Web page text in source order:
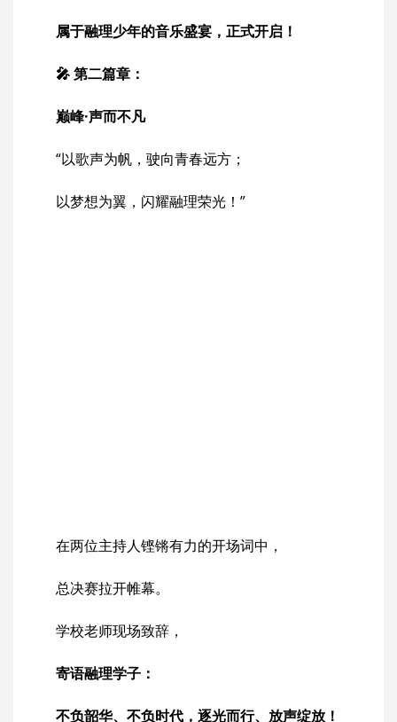
属于融理少年的音乐盛宴，正式开启！
🎤 第二篇章：
巅峰·声而不凡
“以歌声为帆，驶向青春远方；
以梦想为翼，闪耀融理荣光！”
在两位主持人铿锵有力的开场词中，
总决赛拉开帷幕。
学校老师现场致辞，
寄语融理学子：
不负韶华、不负时代，逐光而行、放声绽放！